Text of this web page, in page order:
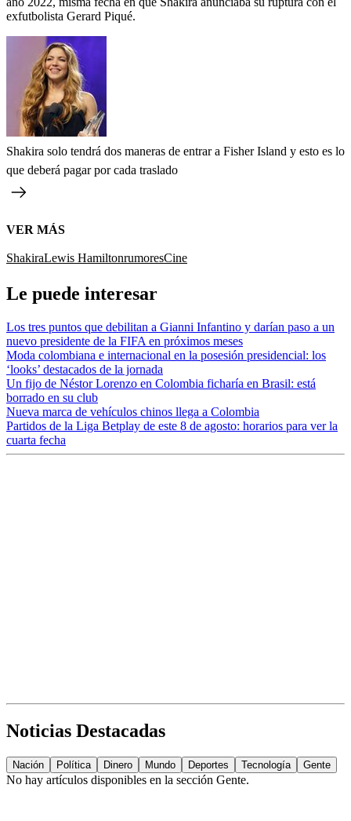
exfutbolista Gerard Piqué.
Shakira solo tendrá dos maneras de entrar a Fisher Island y esto es lo
que deberá pagar por cada traslado
VER MÁS
ShakiraLewis HamiltonrumoresCine
Le puede interesar
Los tres puntos que debilitan a Gianni Infantino y darían paso a un
nuevo presidente de la FIFA en próximos meses
Moda colombiana e internacional en la posesión presidencial: los
‘looks’ destacados de la jornada
Un fijo de Néstor Lorenzo en Colombia ficharía en Brasil: está
borrado en su club
Nueva marca de vehículos chinos llega a Colombia
Partidos de la Liga Betplay de este 8 de agosto: horarios para ver la
cuarta fecha
Noticias Destacadas
Nación Política Dinero Mundo Deportes Tecnología Gente
No hay artículos disponibles en la sección Gente.